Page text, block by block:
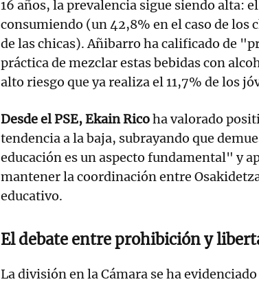
16 años, la prevalencia sigue siendo alta:
consumiendo (un 42,8% en el caso de los
de las chicas). Añibarro ha calificado de
práctica de mezclar estas bebidas con
alto riesgo que ya realiza el 11,7% de los
Desde el PSE, Ekain Ricoha valorado
tendencia a la baja, subrayando que
educación es un aspecto fundamental" y
mantener la coordinación entre
educativo.
El debate entre prohibición y
La división en la Cámara se ha